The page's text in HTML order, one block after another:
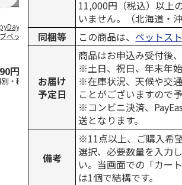
2wayド
ベッド グレ
円
・税込)
獣医師開発 ニオイ
をとる砂専用 猫ト
イレ ナチュラルグ
1,550円
(送料別・税込)
デオトイレ
らない消臭
ンド 4L
1,320円
(送料別・税
11,000円（税込）以上
いません。（北海道・沖
同梱等
この商品は、ペットス
お届け
予定日
商品はお申込み受付後
※土日、祝日、年末年
※在庫状況、天候や交
ことがございますので
※コンビニ決済、
送となります。
備考
※11点以上、ご購入希
選択、必要数量を入力
い。当画面での「カー
は1個で結構です。